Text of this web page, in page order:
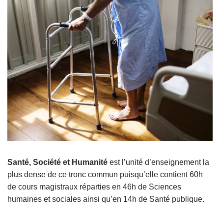
Santé, Société et Humanité est l’unité d’enseignement la
plus dense de ce tronc commun puisqu’elle contient 60h
de cours magistraux réparties en 46h de Sciences
humaines et sociales ainsi qu’en 14h de Santé publique.